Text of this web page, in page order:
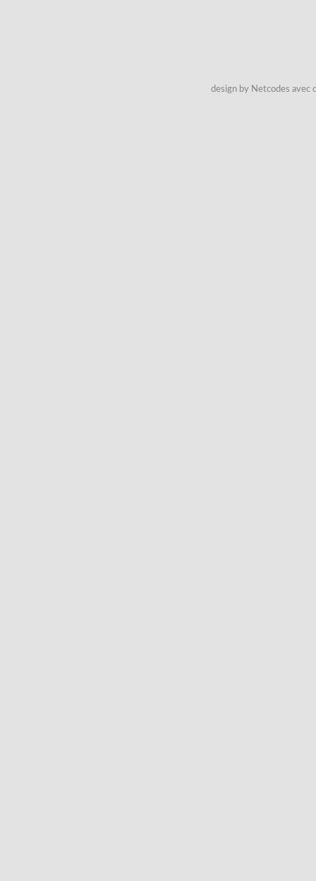
design by Netcodes avec